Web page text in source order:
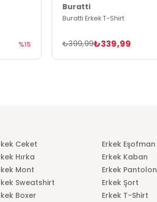
%15
Buratti
Buratti Erkek T-Shirt
₺339,99
₺399,99
Ceket
Erkek Eşofman
Hırka
Erkek Kaban
Mont
Erkek Pantolon
Sweatshirt
Erkek Şort
Boxer
Erkek T-Shirt